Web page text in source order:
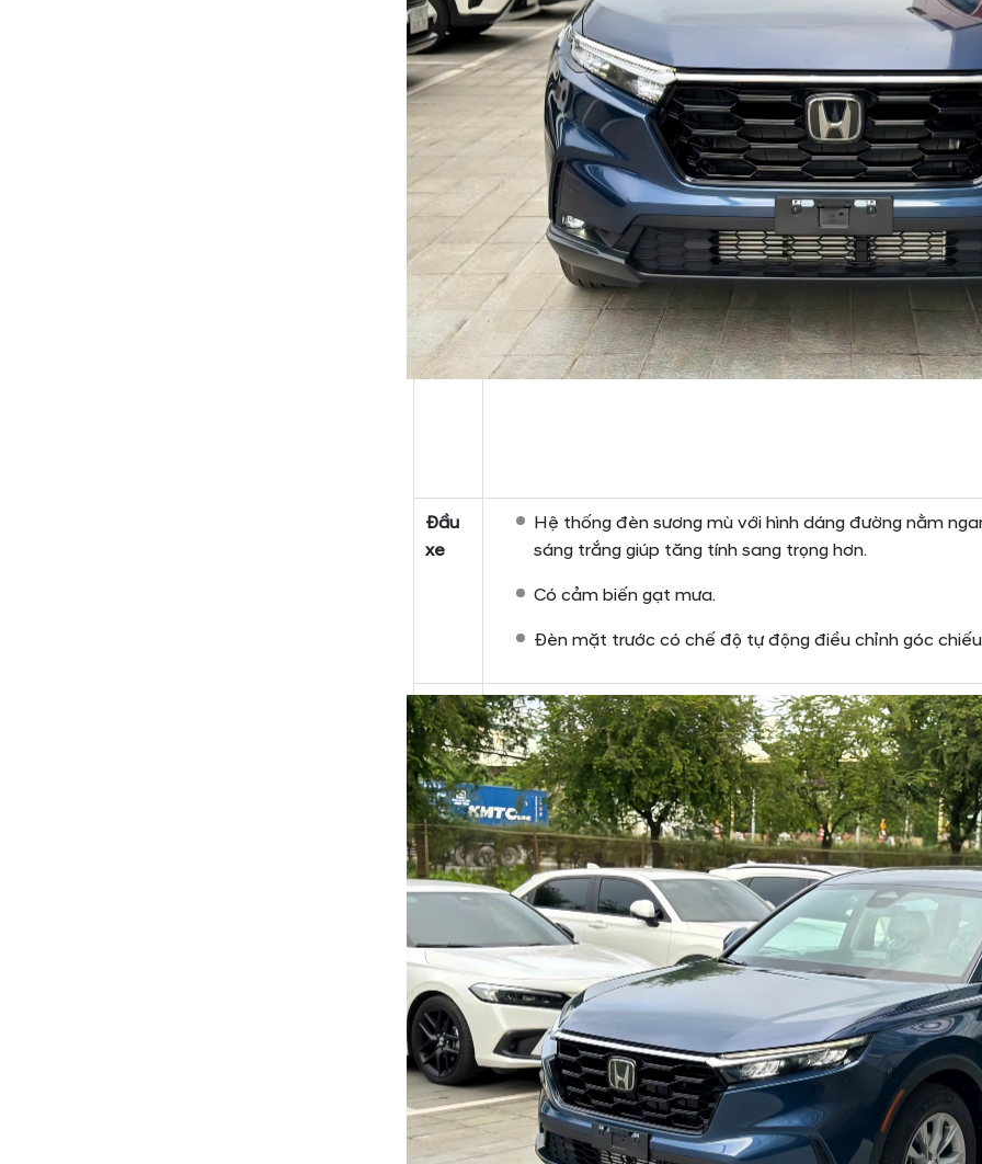
Đầu
xe
Hệ thống đèn sương mù với hình dáng đường nằm
sáng trắng giúp tăng tính sang trọng hơn.
Có cảm biến gạt mưa.
Đèn mặt trước có chế độ tự động điều chỉnh góc
Thân
xe